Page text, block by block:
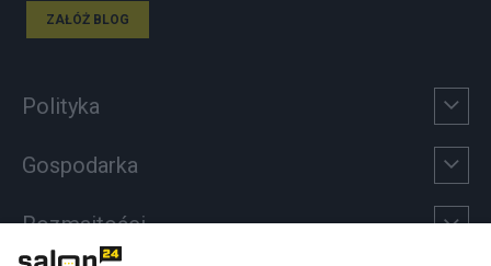
ZAŁÓŻ BLOG
Polityka
Gospodarka
Rozmaitości